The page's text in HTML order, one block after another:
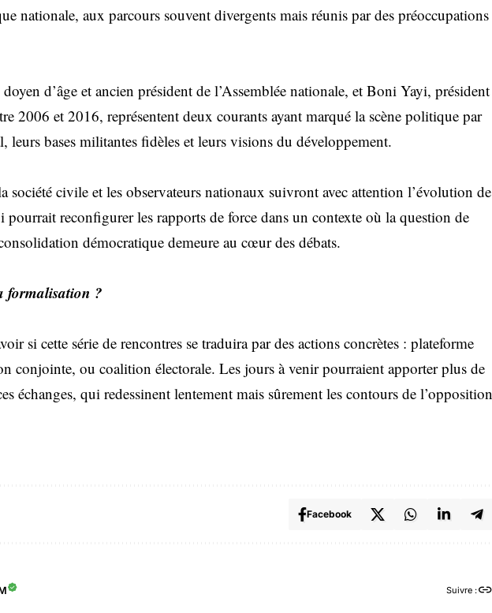
nationale, aux parcours souvent divergents mais réunis par des préoccupations
d’âge et ancien président de l’Assemblée nationale, et Boni Yayi, président
2006 et 2016, représentent deux courants ayant marqué la scène politique par
leurs bases militantes fidèles et leurs visions du développement.
société civile et les observateurs nationaux suivront avec attention l’évolution de
pourrait reconfigurer les rapports de force dans un contexte où la question de
démocratique demeure au cœur des débats.
formalisation ?
si cette série de rencontres se traduira par des actions concrètes : plateforme
conjointe, ou coalition électorale. Les jours à venir pourraient apporter plus de
échanges, qui redessinent lentement mais sûrement les contours de l’opposition
Facebook
Suivre :